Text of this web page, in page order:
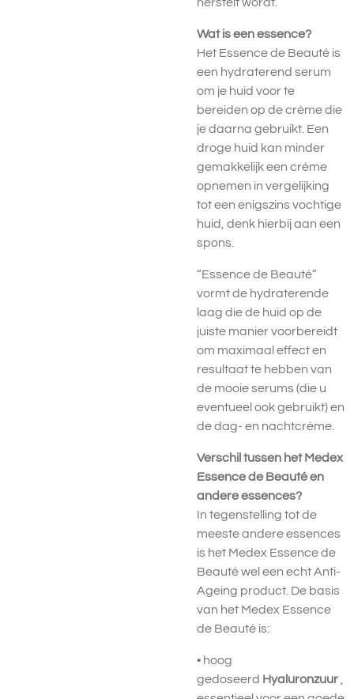
Wat is een essence?
Het Essence de Beauté is
een hydraterend serum
om je huid voor te
bereiden op de crème die
je daarna gebruikt. Een
droge huid kan minder
gemakkelijk een crème
opnemen in vergelijking
tot een enigszins vochtige
huid, denk hierbij aan een
spons.
“Essence de Beauté”
vormt de hydraterende
laag die de huid op de
juiste manier voorbereidt
om maximaal effect en
resultaat te hebben van
de mooie serums (die u
eventueel ook gebruikt) en
de dag- en nachtcrème.
Verschil tussen het Medex
Essence de Beauté en
andere essences?
In tegenstelling tot de
meeste andere essences
is het Medex Essence de
Beauté wel een echt Anti-
Ageing product. De basis
van het Medex Essence
de Beauté is:
• hoog
gedoseerd Hyaluronzuur